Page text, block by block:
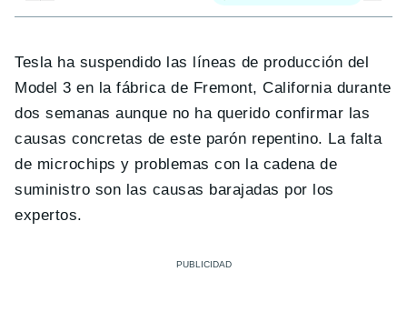
Tesla ha suspendido las líneas de producción del
Model 3 en la fábrica de Fremont, California durante
dos semanas aunque no ha querido confirmar las
causas concretas de este parón repentino. La falta
de microchips y problemas con la cadena de
suministro son las causas barajadas por los
expertos.